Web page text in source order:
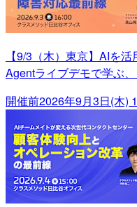
【9/3（木）東京】AIを
Agentライブデモで学ぶ
開催前2026年9月3日(木)